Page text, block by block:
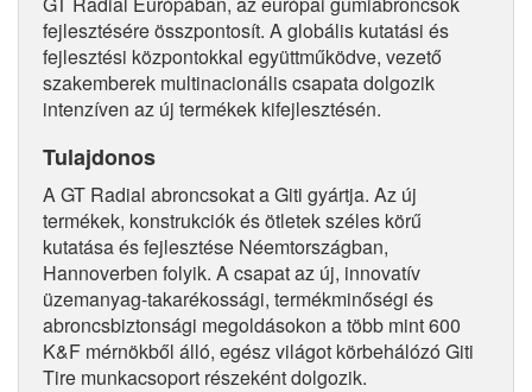
fejlesztésére összpontosít. A globális kutatási és
fejlesztési központokkal együttműködve, vezető
szakemberek multinacionális csapata dolgozik
intenzíven az új termékek kifejlesztésén.
Tulajdonos
A GT Radial abroncsokat a Giti gyártja. Az új
termékek, konstrukciók és ötletek széles körű
kutatása és fejlesztése Néemtországban,
Hannoverben folyik. A csapat az új, innovatív
üzemanyag-takarékossági, termékminőségi és
abroncsbiztonsági megoldásokon a több mint 600
K&F mérnökből álló, egész világot körbehálózó Giti
Tire munkacsoport részeként dolgozik.